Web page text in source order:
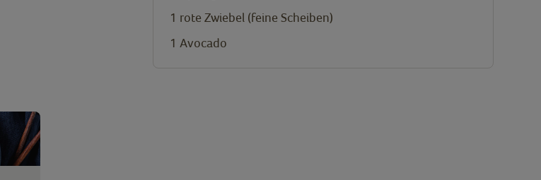
1 rote Zwiebel (feine Scheiben)
1 Avocado